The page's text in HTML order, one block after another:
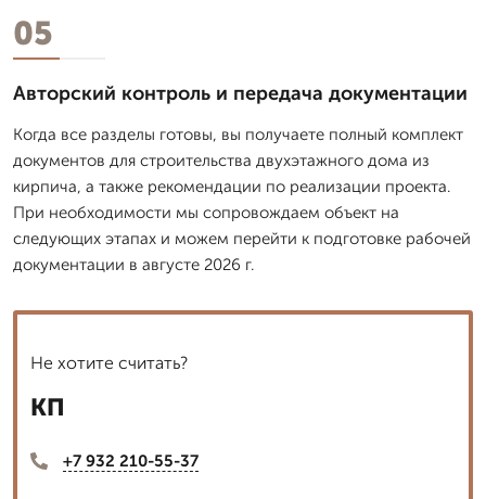
05
Авторский контроль и передача документации
Когда все разделы готовы, вы получаете полный комплект
документов для строительства двухэтажного дома из
кирпича, а также рекомендации по реализации проекта.
При необходимости мы сопровождаем объект на
следующих этапах и можем перейти к подготовке рабочей
документации в августе 2026 г.
Не хотите считать?
КП
+7 932 210-55-37